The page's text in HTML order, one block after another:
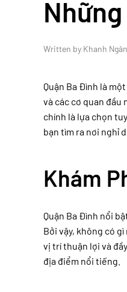
Written by Khanh
Quận Ba Đình là
và các cơ quan đầu
chính là lựa chọn
bạn tìm ra nơi nghỉ
Khám
Quận Ba Đình nổi
Bởi vậy, không có
vị trí thuận lợi và
địa điểm nổi tiếng.